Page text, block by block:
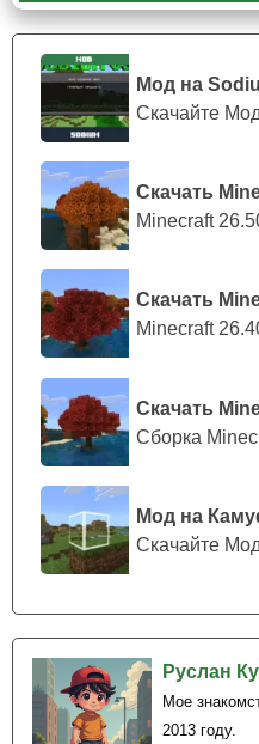
Мод на
Скачать
Minecraft
Скачать
Minecraft
Скачать
Сборка
Руслан
Мое
2013 году.
Игрок может пройти
режима креатива.
Баги
Заполучив всего одну
полноценно пройти весь
использования она
который скачал карту на